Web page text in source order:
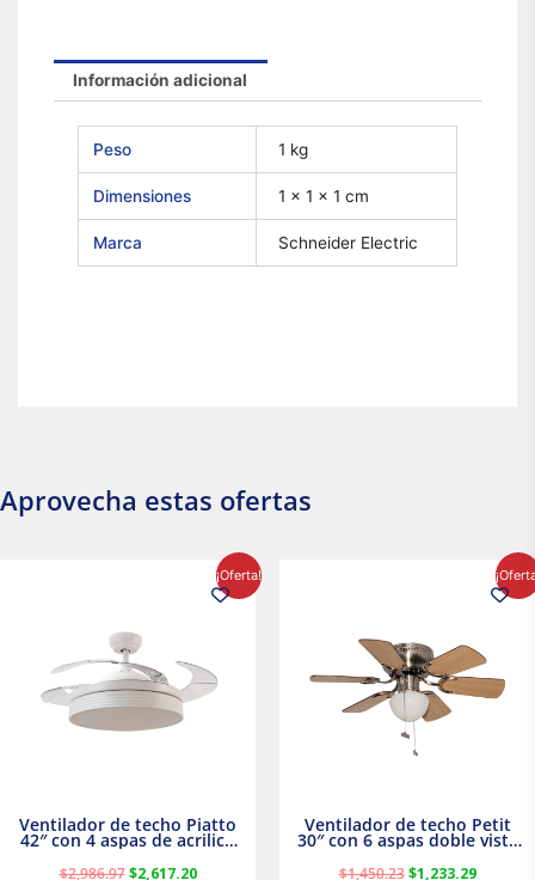
Información adicional
Peso 1 kg
Dimensiones 1 × 1 × 1 cm
Marca Schneider Electric
Aprovecha estas ofertas
¡Oferta!
Ventilador de techo Piatto
42″ con 4 aspas de acrilico
transparente
$2,986.97
$2,986.97.
$2,617.20
precio
actual
Ventilador de techo Petit
30″ con 6 aspas doble vista
Satinado Masterfan
$1,450.23
$1,450.23.
$1,233.29
precio
actual